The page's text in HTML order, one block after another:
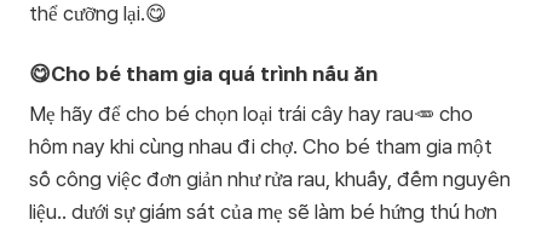
thể cưỡng lại.😋
😋Cho bé tham gia quá trình nấu ăn
Mẹ hãy để cho bé chọn loại trái cây hay rau🥕 cho
hôm nay khi cùng nhau đi chợ. Cho bé tham gia một
số công việc đơn giản như rửa rau, khuấy, đếm nguyên
liệu.. dưới sự giám sát của mẹ sẽ làm bé hứng thú hơn